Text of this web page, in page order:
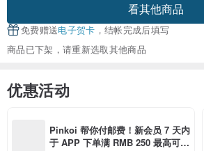
看其他商品
免费赠送电子贺卡 ，结帐完成后填写
商品已下架，请重新选取其他商品
优惠活动
Pinkoi 帮你付邮费！新会员 7 天内
于 APP 下单满 RMB 250 最高可折